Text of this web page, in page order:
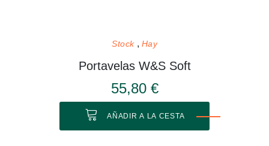
Stock Hay
Portavelas W&S Soft
55,80 €
AÑADIR A LA CESTA